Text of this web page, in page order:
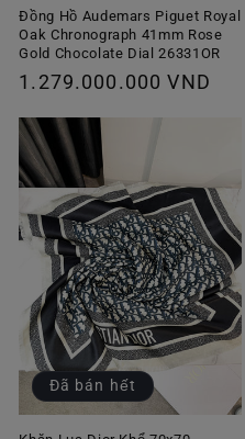
Đồng Hồ Audemars Piguet Royal
Oak Chronograph 41mm Rose
Gold Chocolate Dial 26331OR
Giá
thường
1.279.000.000 VND
Đã bán hết